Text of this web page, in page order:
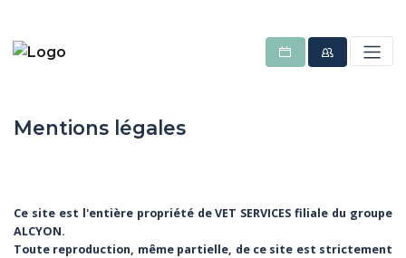
Mentions légales
Ce site est l'entière propriété de VET SERVICES filiale du groupe
ALCYON.
Toute reproduction, même partielle, de ce site est strictement